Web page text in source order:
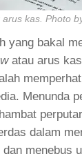
arus kas. Photo
yang bakal
atau arus
Menunda
dalam
menebus